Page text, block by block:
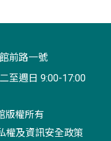
閱
前路一號
至週日 9:00-17:00
版權所有
權及資訊安全政策